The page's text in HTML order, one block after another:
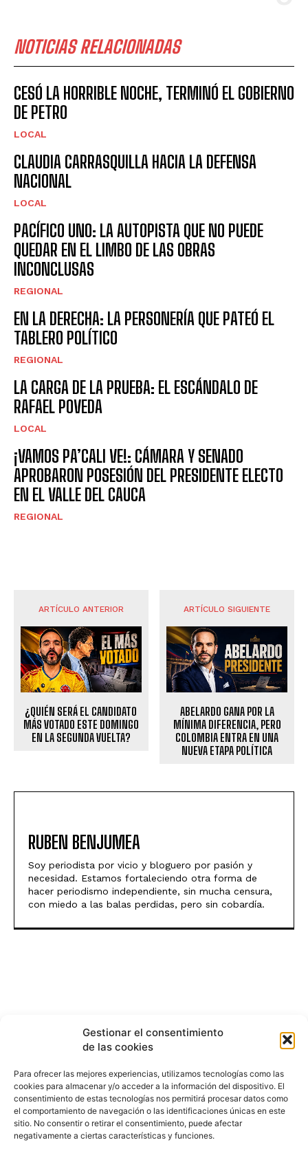
Gestionar el consentimiento
de las cookies
Para ofrecer las mejores experiencias, utilizamos tecnologías como las
cookies para almacenar y/o acceder a la información del dispositivo. El
consentimiento de estas tecnologías nos permitirá procesar datos como
el comportamiento de navegación o las identificaciones únicas en este
sitio. No consentir o retirar el consentimiento, puede afectar
negativamente a ciertas características y funciones.
NOTICIAS RELACIONADAS
CESÓ LA HORRIBLE NOCHE, TERMINÓ EL GOBIERNO
DE PETRO
LOCAL
CLAUDIA CARRASQUILLA HACIA LA DEFENSA
NACIONAL
LOCAL
PACÍFICO UNO: LA AUTOPISTA QUE NO PUEDE
QUEDAR EN EL LIMBO DE LAS OBRAS
INCONCLUSAS
REGIONAL
EN LA DERECHA: LA PERSONERÍA QUE PATEÓ EL
TABLERO POLÍTICO
REGIONAL
LA CARGA DE LA PRUEBA: EL ESCÁNDALO DE
RAFAEL POVEDA
LOCAL
¡VAMOS PA’CALI VE!: CÁMARA Y SENADO
APROBARON POSESIÓN DEL PRESIDENTE ELECTO
EN EL VALLE DEL CAUCA
REGIONAL
ARTÍCULO ANTERIOR
¿QUIÉN SERÁ EL CANDIDATO
MÁS VOTADO ESTE DOMINGO
EN LA SEGUNDA VUELTA?
ARTÍCULO SIGUIENTE
ABELARDO GANA POR LA
MÍNIMA DIFERENCIA, PERO
COLOMBIA ENTRA EN UNA
NUEVA ETAPA POLÍTICA
RUBEN BENJUMEA
Soy periodista por vicio y bloguero por pasión y
necesidad. Estamos fortaleciendo otra forma de
hacer periodismo independiente, sin mucha censura,
con miedo a las balas perdidas, pero sin cobardía.